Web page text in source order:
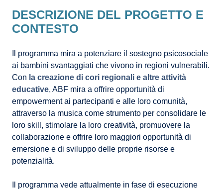
DESCRIZIONE DEL PROGETTO E
CONTESTO
Il programma mira a potenziare il sostegno psicosociale
ai bambini svantaggiati che vivono in regioni vulnerabili.
Con la creazione di cori regionali e altre attività
educative, ABF mira a offrire opportunità di
empowerment ai partecipanti e alle loro comunità,
attraverso la musica come strumento per consolidare le
loro skill, stimolare la loro creatività, promuovere la
collaborazione e offrire loro maggiori opportunità di
emersione e di sviluppo delle proprie risorse e
potenzialità.
Il programma vede attualmente in fase di esecuzione